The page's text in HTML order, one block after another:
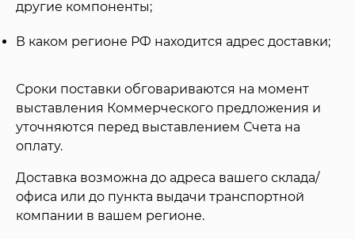
другие компоненты;
В каком регионе РФ находится адрес доставки;
Сроки поставки обговариваются на момент
выставления Коммерческого предложения и
уточняются перед выставлением Счета на
оплату.
Доставка возможна до адреса вашего склада/
офиса или до пункта выдачи транспортной
компании в вашем регионе.